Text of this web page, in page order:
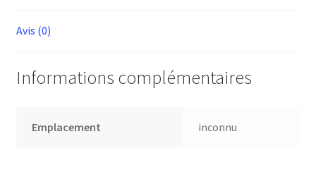
Avis (0)
Informations complémentaires
Emplacement inconnu